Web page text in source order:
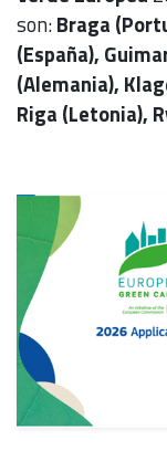
son:Braga
(España),
(Alemania),
Riga (Letonia),